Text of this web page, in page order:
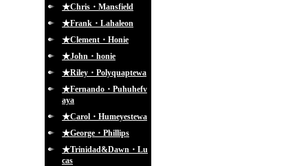
★Chris・Mansfield
★Frank・Lahaleon
★Clement・Honie
★John・honie
★Riley・Polyquaptewa
★Fernando・Puhuhefv
aya
★Carol・Humeyestewa
★George・Phillips
★Trinidad&Dawn・Lu
cas